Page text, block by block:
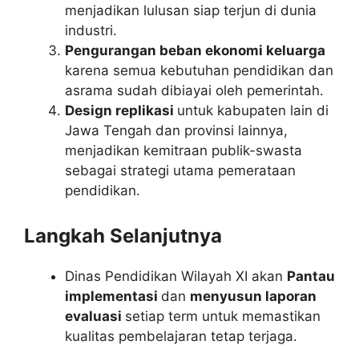
menjadikan lulusan siap terjun di dunia
industri.
Pengurangan beban ekonomi keluarga
karena semua kebutuhan pendidikan dan
asrama sudah dibiayai oleh pemerintah.
Design replikasi untuk kabupaten lain di
Jawa Tengah dan provinsi lainnya,
menjadikan kemitraan publik-swasta
sebagai strategi utama pemerataan
pendidikan.
Langkah Selanjutnya
Dinas Pendidikan Wilayah XI akan Pantau
implementasi dan menyusun laporan
evaluasi setiap term untuk memastikan
kualitas pembelajaran tetap terjaga.